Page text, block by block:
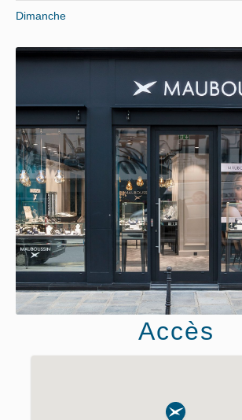
Dimanche
Accès